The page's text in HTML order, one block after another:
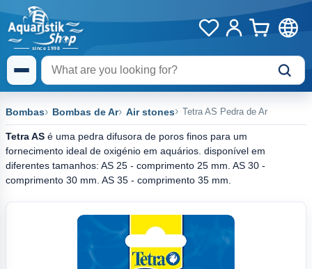
Bombas Bombas de Ar Air stones Tetra AS Pedra de Ar
Tetra AS é uma pedra difusora de poros finos para um
fornecimento ideal de oxigénio em aquários. disponível em
diferentes tamanhos: AS 25 - comprimento 25 mm. AS 30 -
comprimento 30 mm. AS 35 - comprimento 35 mm.